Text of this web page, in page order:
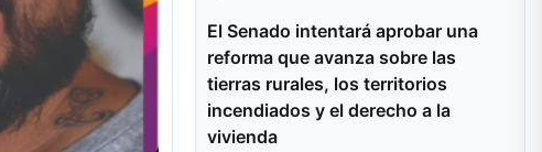
El Senado intentará aprobar una
reforma que avanza sobre las
tierras rurales, los territorios
incendiados y el derecho a la
vivienda